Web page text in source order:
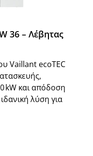
36 – Λέβητας
Vaillant ecoTEC
kW και απόδοση
λύση για